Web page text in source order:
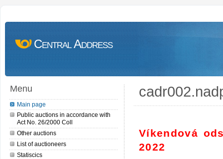
Central Address
Menu
Main page
Public auctions in accordance with
Act No. 26/2000 Coll
Other auctions
List of auctioneers
Statiscics
Víkendová
2022